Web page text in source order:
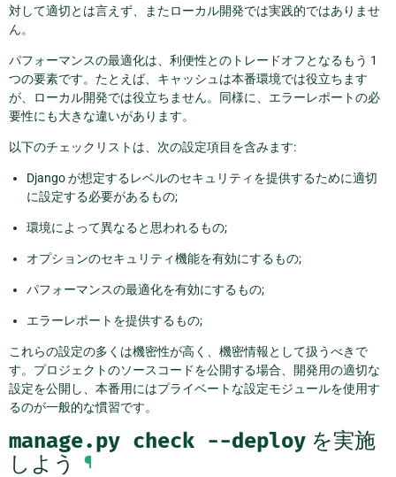
対して適切とは言えず、またローカル開発では実践的ではありませ
ん。
パフォーマンスの最適化は、利便性とのトレードオフとなるもう 1
つの要素です。たとえば、キャッシュは本番環境では役立ちます
が、ローカル開発では役立ちません。同様に、エラーレポートの必
要性にも大きな違いがあります。
以下のチェックリストは、次の設定項目を含みます:
Django が想定するレベルのセキュリティを提供するために適切
に設定する必要があるもの;
環境によって異なると思われるもの;
オプションのセキュリティ機能を有効にするもの;
パフォーマンスの最適化を有効にするもの;
エラーレポートを提供するもの;
これらの設定の多くは機密性が高く、機密情報として扱うべきで
す。プロジェクトのソースコードを公開する場合、開発用の適切な
設定を公開し、本番用にはプライベートな設定モジュールを使用す
るのが一般的な慣習です。
manage.py check --deploy を実施
しよう
¶